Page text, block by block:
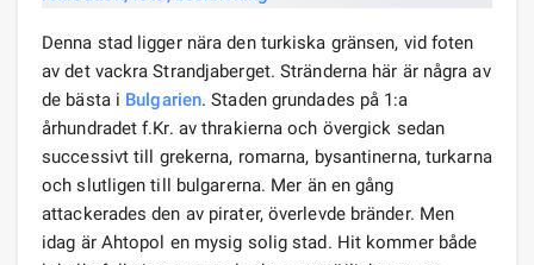
Denna stad ligger nära den turkiska gränsen, vid foten
av det vackra Strandjaberget. Stränderna här är några av
de bästa i Bulgarien. Staden grundades på 1:a
århundradet f.Kr. av thrakierna och övergick sedan
successivt till grekerna, romarna, bysantinerna, turkarna
och slutligen till bulgarerna. Mer än en gång
attackerades den av pirater, överlevde bränder. Men
idag är Ahtopol en mysig solig stad. Hit kommer både